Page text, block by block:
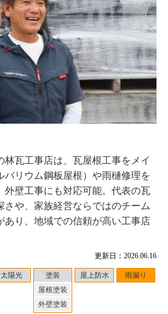
更新日：2026.06.16
太陽光
塗装
屋根塗装
外壁塗装
屋上防水 雨漏り
林瓦工事店は、瓦屋根工事をメイ
バリウム鋼板屋根）や雨樋修理を
外壁工事にも対応可能。代表の瓦
さや、家族経営ならではのチーム
あり、地域での信頼が高い工事店